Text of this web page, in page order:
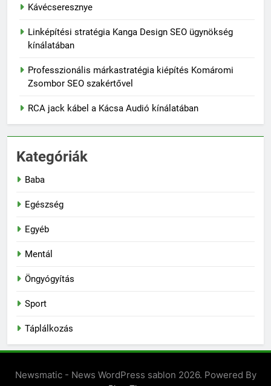
Kávécseresznye
Linképítési stratégia Kanga Design SEO ügynökség
kínálatában
Professzionális márkastratégia kiépítés Komáromi
Zsombor SEO szakértővel
RCA jack kábel a Kácsa Audió kínálatában
Kategóriák
Baba
Egészség
Egyéb
Mentál
Öngyógyítás
Sport
Táplálkozás
Newsmatic - News WordPress sablon 2026. Powered By